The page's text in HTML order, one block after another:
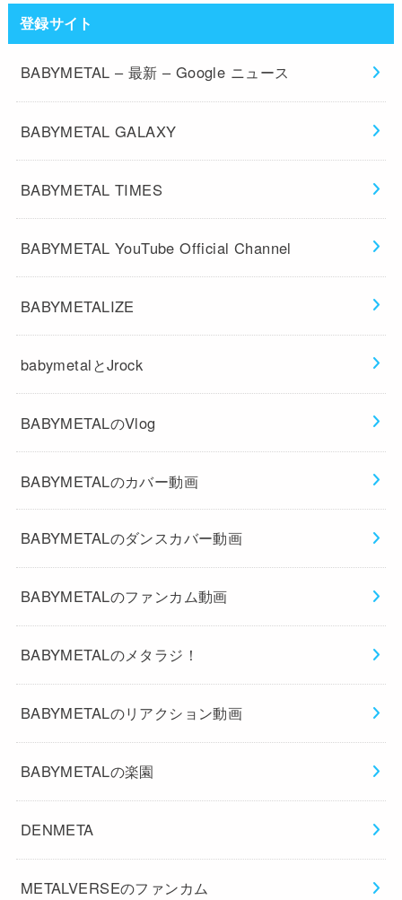
登録サイト
BABYMETAL – 最新 – Google ニュース
BABYMETAL GALAXY
BABYMETAL TIMES
BABYMETAL YouTube Official Channel
BABYMETALIZE
babymetalとJrock
BABYMETALのVlog
BABYMETALのカバー動画
BABYMETALのダンスカバー動画
BABYMETALのファンカム動画
BABYMETALのメタラジ！
BABYMETALのリアクション動画
BABYMETALの楽園
DENMETA
METALVERSEのファンカム